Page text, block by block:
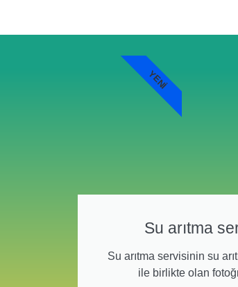
Su arıtma
Su arıtma servisinin su
ile birlikte olan
YENI